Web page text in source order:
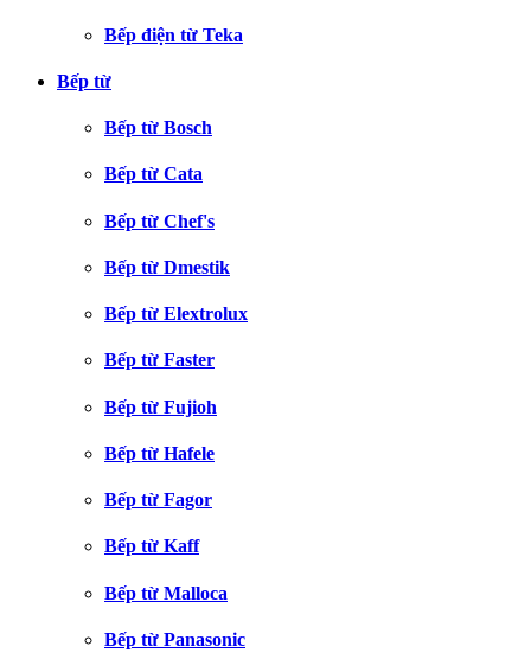
Bếp điện từ Teka
Bếp từ
Bếp từ Bosch
Bếp từ Cata
Bếp từ Chef's
Bếp từ Dmestik
Bếp từ Elextrolux
Bếp từ Faster
Bếp từ Fujioh
Bếp từ Hafele
Bếp từ Fagor
Bếp từ Kaff
Bếp từ Malloca
Bếp từ Panasonic